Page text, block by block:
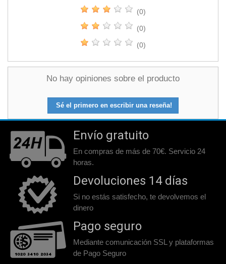
(0)
(0)
(0)
No hay opiniones sobre el producto
Sé el primero en escribir una reseña!
Envío gratuito
En compras de más de 70€. Servicio 24
horas.
Devoluciones 14 días
Si no estás satisfecho, te devolvemos el
dinero
Pago seguro
Mediante comunicación SSL y plataformas
de Pago Seguro